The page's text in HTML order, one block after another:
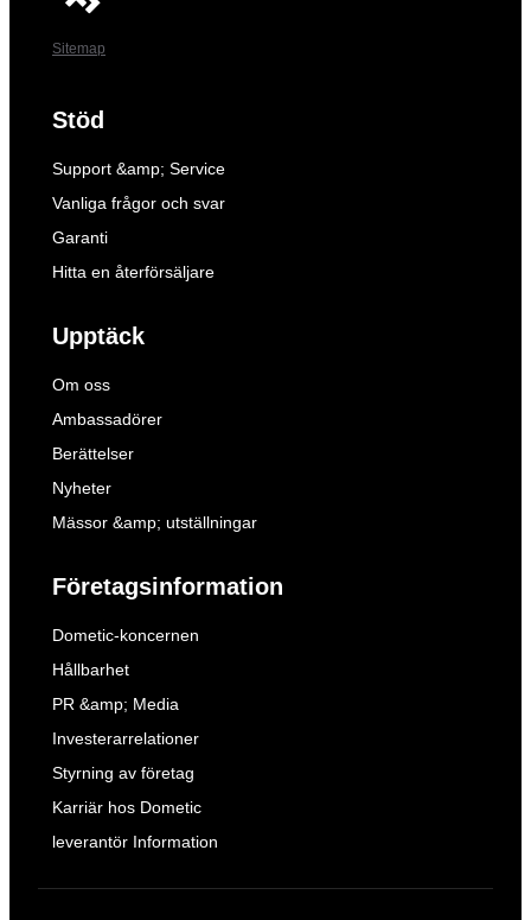
Sitemap
Stöd
Support &amp; Service
Vanliga frågor och svar
Garanti
Hitta en återförsäljare
Upptäck
Om oss
Ambassadörer
Berättelser
Nyheter
Mässor &amp; utställningar
Företagsinformation
Dometic-koncernen
Hållbarhet
PR &amp; Media
Investerarrelationer
Styrning av företag
Karriär hos Dometic
leverantör Information